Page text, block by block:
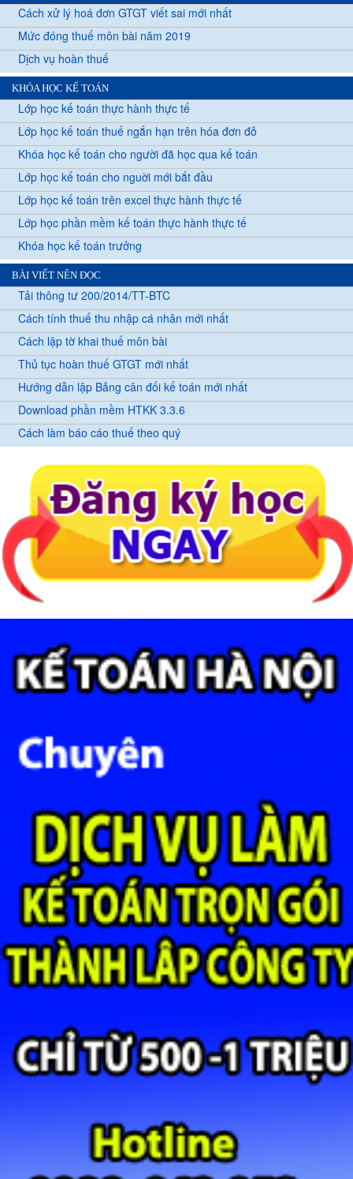
Cách xử lý hoá đơn GTGT viết sai mới nhất
Mức đóng thuế môn bài năm 2019
Dịch vụ hoàn thuế
KHÓA HỌC KẾ TOÁN
Lớp học kế toán thực hành thực tế
Lớp học kế toán thuế ngắn hạn trên hóa đơn đỏ
Khóa học kế toán cho người đã học qua kế toán
Lớp học kế toán cho nguời mới bắt đầu
Lớp học kế toán trên excel thực hành thực tế
Lớp học phần mềm kế toán thực hành thực tế
Khóa học kế toán trưởng
BÀI VIẾT NÊN ĐỌC
Tải thông tư 200/2014/TT-BTC
Cách tính thuế thu nhập cá nhân mới nhất
Cách lập tờ khai thuế môn bài
Thủ tục hoàn thuế GTGT mới nhất
Hướng dẫn lập Bảng cân đối kế toán mới nhất
Download phần mềm HTKK 3.3.6
Cách làm báo cáo thuế theo quý